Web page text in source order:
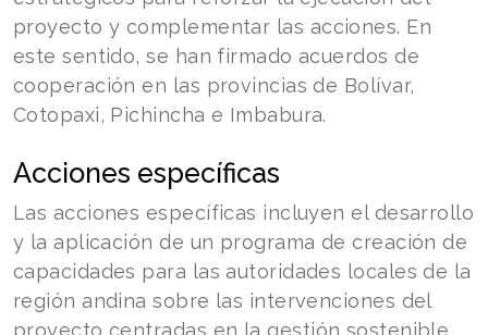
proyecto y complementar las acciones. En
este sentido, se han firmado acuerdos de
cooperación en las provincias de Bolívar,
Cotopaxi, Pichincha e Imbabura.
Acciones específicas
Las acciones específicas incluyen el desarrollo
y la aplicación de un programa de creación de
capacidades para las autoridades locales de la
región andina sobre las intervenciones del
proyecto centradas en la gestión sostenible